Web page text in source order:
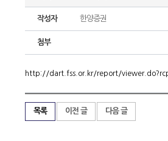
작성자 한양증권
첨부
http://dart.fss.or.kr/report/
목록 이전 글 다음 글